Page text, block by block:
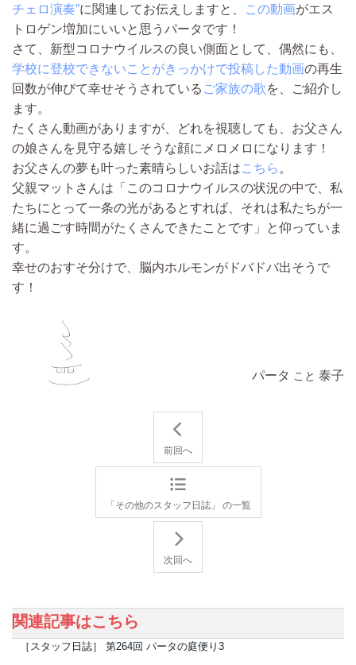
チェロ演奏”に関連してお伝えしますと、 この動画がエス
トロゲン増加にいいと思うパータです！
さて、新型コロナウイルスの良い側面として、偶然にも、
学校に登校できないことがきっかけで投稿した動画の再生
回数が伸びて幸せそうされている ご家族の歌を、ご紹介し
ます。
たくさん動画がありますが、どれを視聴しても、お父さん
の娘さんを見守る嬉しそうな顔にメロメロになります！
お父さんの夢も叶った素晴らしいお話はこちら 。
父親マットさんは「このコロナウイルスの状況の中で、私
たちにとって一条の光があるとすれば、それは私たちが一
緒に過ごす時間がたくさんできたことです」と仰っていま
す。
幸せのおすそ分けで、脳内ホルモンがドバドバ出そうで
す！
パータ こと 泰子
前回へ
「その他のスタッフ日誌」 の一覧
次回へ
関連記事はこちら
［スタッフ日誌］ 第264回 パータの庭便り3